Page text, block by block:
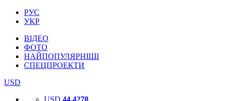
РУС
УКР
ВІДЕО
ФОТО
НАЙПОПУЛЯРНІШІ
СПЕЦПРОЕКТИ
USD
USD 44.4278